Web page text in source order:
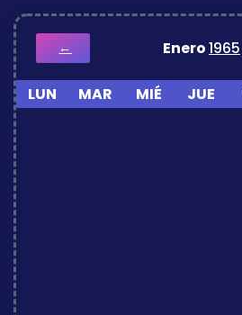
← Enero1965
LUN MAR MIÉ JUE